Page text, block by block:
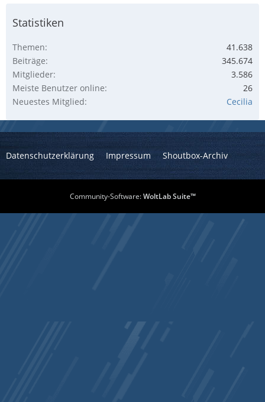
Statistiken
Themen
41.638
Beiträge
345.674
Mitglieder
3.586
Meiste Benutzer online
26
Neuestes Mitglied
Cecilia
Datenschutzerklärung Impressum Shoutbox-Archiv
Community-Software:WoltLab Suite™